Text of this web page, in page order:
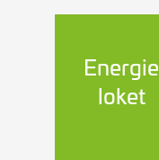
Energie
loket